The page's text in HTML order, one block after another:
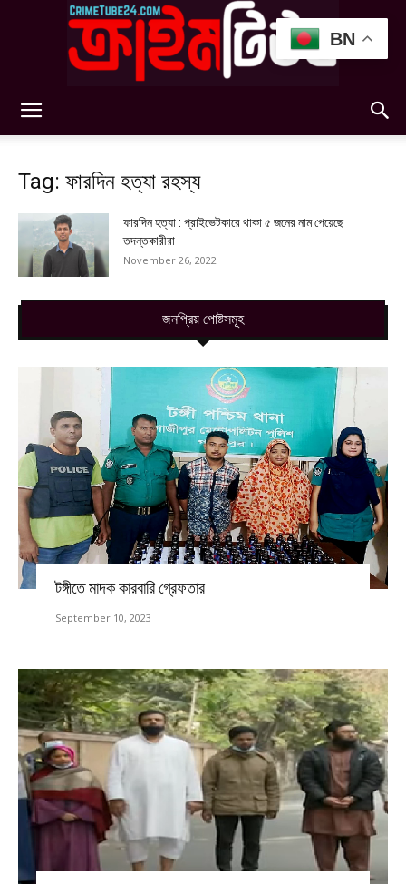
Tag: ফারদিন হত্যা রহস্য
ফারদিন হত্যা : প্রাইভেটকারে থাকা ৫ জনের নাম পেয়েছে
তদন্তকারীরা
November 26, 2022
জনপ্রিয় পোষ্টসমূহ
টঙ্গীতে মাদক কারবারি গ্রেফতার
September 10, 2023
BN